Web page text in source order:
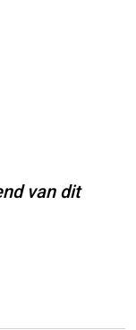
van dit